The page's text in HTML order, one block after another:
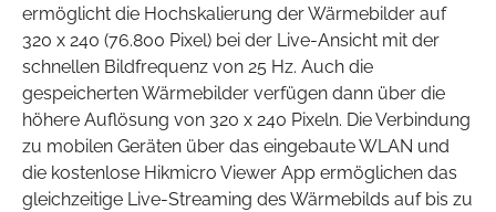
ermöglicht die Hochskalierung der Wärmebilder auf
320 x 240 (76.800 Pixel) bei der Live-Ansicht mit der
schnellen Bildfrequenz von 25 Hz. Auch die
gespeicherten Wärmebilder verfügen dann über die
höhere Auflösung von 320 x 240 Pixeln. Die Verbindung
zu mobilen Geräten über das eingebaute WLAN und
die kostenlose Hikmicro Viewer App ermöglichen das
gleichzeitige Live-Streaming des Wärmebilds auf bis zu